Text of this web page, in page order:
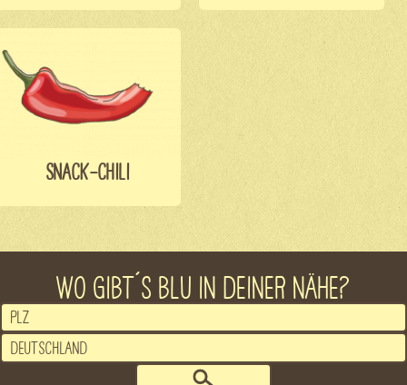
SNACK-CHILI
WO GIBT´S BLU IN DEINER NÄHE?